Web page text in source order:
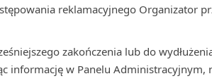
reklamacyjnego Organizator
zakończenia lub do
informację w Panelu Administracyjnym,